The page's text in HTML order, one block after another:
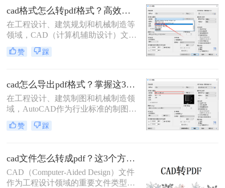
优势，被广泛应用于图纸提交、客户
审阅、档案存档及移动设备查看等场
景。
cad格式怎么转pdf格式？高效的五大方法详解！
在工程设计、建筑规划和机械制造等
领域，CAD（计算机辅助设计）文件
是传递设计思想的核心载体。然而，
当需要向客户、评审方或非技术背景
是最佳选择。此时，PDF（便携式文
档格式）以其跨平台、格式固定、易
于查看且体积小巧的优势，成为分享
和归档图纸的首选。
赞 踩
cad怎么导出pdf格式？掌握这3招就够了！
在工程设计、建筑制图和机械制造领
域，AutoCAD作为行业标准的制图软
件，其生成的DWG文件是工作的核
心。然而，在文件交付、图纸审查、
的特性，成为了无可替代的交换媒
介。掌握在AutoCAD中高效、高质量
地导出PDF，是每一位CAD用户的必
赞 踩
cad文件怎么转成pdf？这3个方法可以一试！
CAD（Computer-Aided Design）文件
作为工程设计领域的重要文件类型，